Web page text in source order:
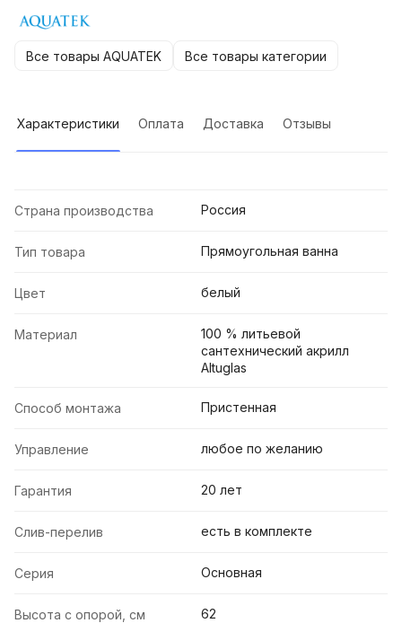
Все товары AQUATEK Все товары категории
Характеристики Оплата Доставка Отзывы
Страна производства Россия
Тип товара Прямоугольная ванна
Цвет белый
Материал
100 % литьевой
сантехнический акрилл
Altuglas
Способ монтажа Пристенная
Управление любое по желанию
Гарантия 20 лет
Слив-перелив есть в комплекте
Серия Основная
Высота с опорой, см 62